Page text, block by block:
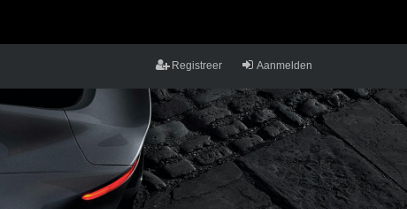
Aanmelden
Registreer